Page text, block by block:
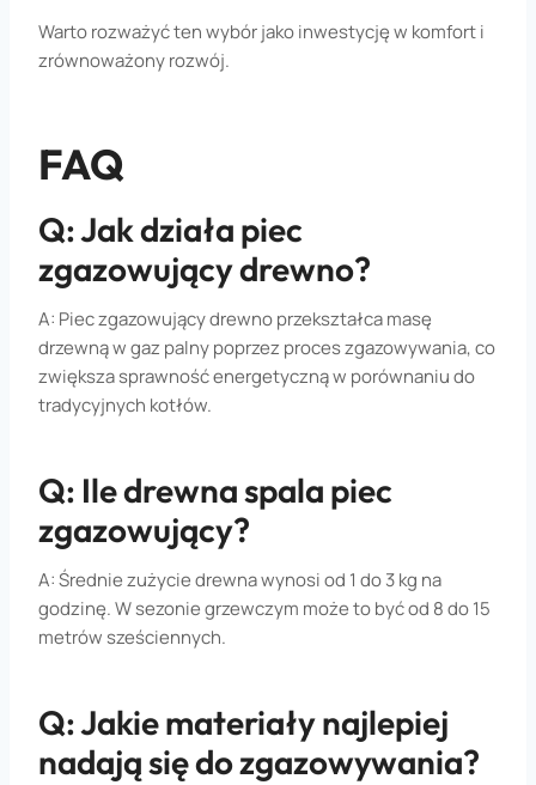
Warto rozważyć ten wybór jako inwestycję w komfort i
zrównoważony rozwój.
FAQ
Q: Jak działa piec
zgazowujący drewno?
A: Piec zgazowujący drewno przekształca masę
drzewną w gaz palny poprzez proces zgazowywania, co
zwiększa sprawność energetyczną w porównaniu do
tradycyjnych kotłów.
Q: Ile drewna spala piec
zgazowujący?
A: Średnie zużycie drewna wynosi od 1 do 3 kg na
godzinę. W sezonie grzewczym może to być od 8 do 15
metrów sześciennych.
Q: Jakie materiały najlepiej
nadają się do zgazowywania?